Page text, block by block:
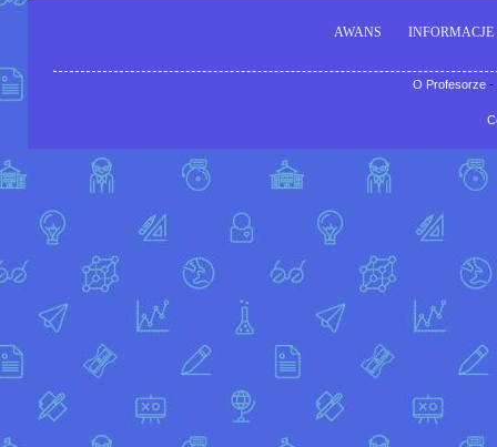
AWANS INFORMACJE
O Profesorze-